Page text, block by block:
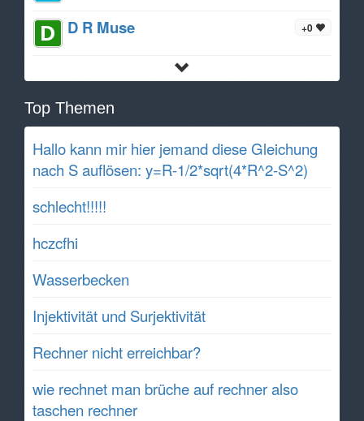
+0
D R Muse
Top Themen
Hallo kann mir hier jemand diese Gleichung
nach S auflösen: y=R-1/2*sqrt(4*R^2-S^2)
schlecht!!!!!
hczcfhi
Wasserbecken
Injektivität und Surjektivität
Rechner nicht erreichbar?
wie rechnet man brüche auf rechner also
taschen rechner